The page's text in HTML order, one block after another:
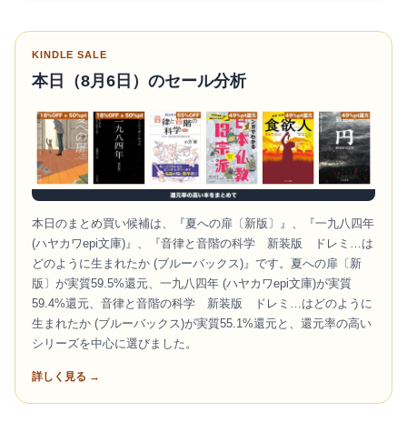
KINDLE SALE
本日（8月6日）のセール分析
本日のまとめ買い候補は、『夏への扉〔新版〕』、『一九八四年
(ハヤカワepi文庫)』、『音律と音階の科学 新装版 ドレミ…は
どのように生まれたか (ブルーバックス)』です。夏への扉〔新
版〕が実質59.5%還元、一九八四年 (ハヤカワepi文庫)が実質
59.4%還元、音律と音階の科学 新装版 ドレミ…はどのように
生まれたか (ブルーバックス)が実質55.1%還元と、還元率の高い
シリーズを中心に選びました。
詳しく見る →